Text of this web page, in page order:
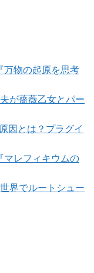
万物の起原を思考
が薔薇乙女とパー
因とは？プラグイ
マレフィキウムの
界でルートシュー